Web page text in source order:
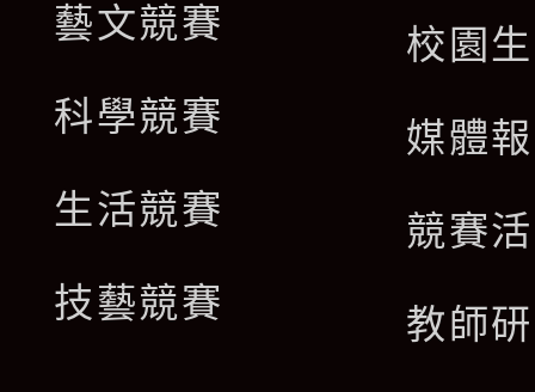
藝文競賽
科學競賽
生活競賽
技藝競賽
校園
媒體
競賽
教師